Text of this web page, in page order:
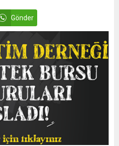
Gönder